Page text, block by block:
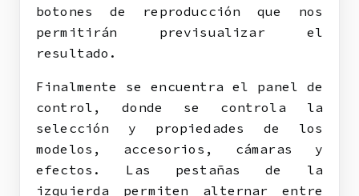
botones de reproducción que nos
permitirán previsualizar el
resultado.
Finalmente se encuentra el panel de
control, donde se controla la
selección y propiedades de los
modelos, accesorios, cámaras y
efectos. Las pestañas de la
izquierda permiten alternar entre